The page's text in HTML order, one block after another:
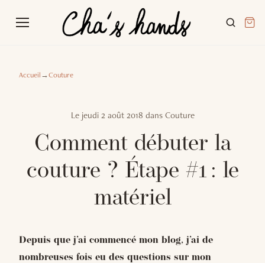
Accueil→Couture
Le jeudi 2 août 2018 dans Couture
Comment débuter la
couture ? Étape #1 : le
matériel
Depuis que j’ai commencé mon blog, j’ai de
nombreuses fois eu des questions sur mon